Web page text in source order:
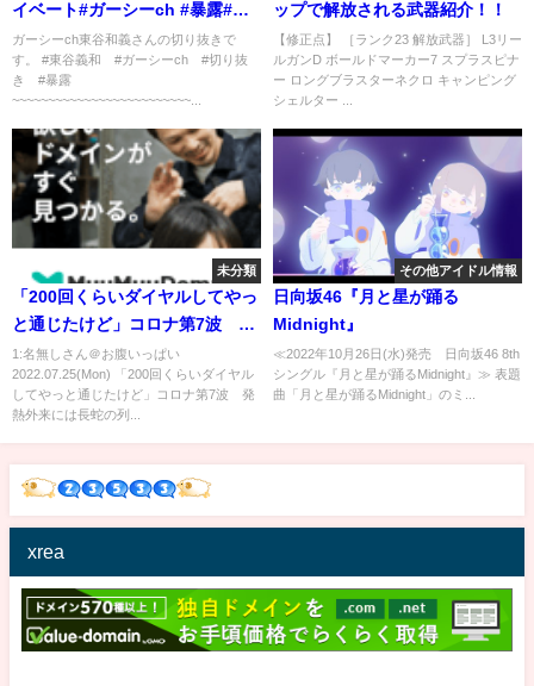
イベート#ガーシーch #暴露#綾
野剛
ガーシーch東谷和義さんの切り抜きで
す。 #東谷義和 #ガーシーch #切り抜
き #暴露
~~~~~~~~~~~~~~~~~~~~~~~~~...
ップで解放される武器紹介！！
【修正点】 ［ランク23 解放武器］ L3リー
ルガンD ボールドマーカー7 スプラスピナ
ー ロングブラスターネクロ キャンピング
シェルター ...
未分類
「200回くらいダイヤルしてやっ
と通じたけど」コロナ第7波 発
熱外来には長蛇の列｜
TBS NEWS DIG
1:名無しさん＠お腹いっぱい
2022.07.25(Mon) 「200回くらいダイヤル
してやっと通じたけど」コロナ第7波 発
熱外来には長蛇の列...
その他アイドル情報
日向坂46『月と星が踊る
Midnight』
≪2022年10月26日(水)発売 日向坂46 8th
シングル『月と星が踊るMidnight』≫ 表題
曲「月と星が踊るMidnight」のミ...
xrea